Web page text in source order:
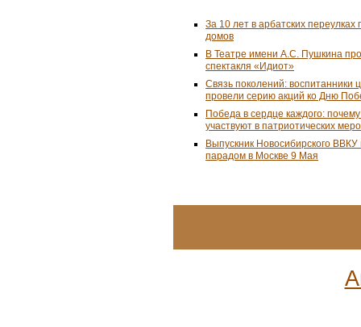
За 10 лет в арбатских переулках
домов
В Театре имени А.С. Пушкина
спектакля «Идиот»
Связь поколений: воспитанники
провели серию акций ко Дню
Победа в сердце каждого:
участвуют в патриотических
Выпускник Новосибирского
парадом в Москве 9 Мая